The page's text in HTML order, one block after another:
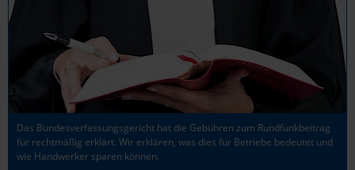
Das Bundesverfassungsgericht hat die Gebühren zum Rundfunkbeitrag
für rechtmäßig erklärt. Wir erklären, was dies für Betriebe bedeutet und
wie Handwerker sparen können.